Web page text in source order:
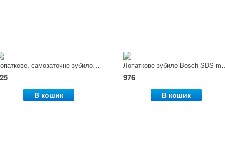
Лопаткове, самозаточне зубило Bosch SDS-max, 350x50мм
В кошик
Лопаткове
976
В кошик